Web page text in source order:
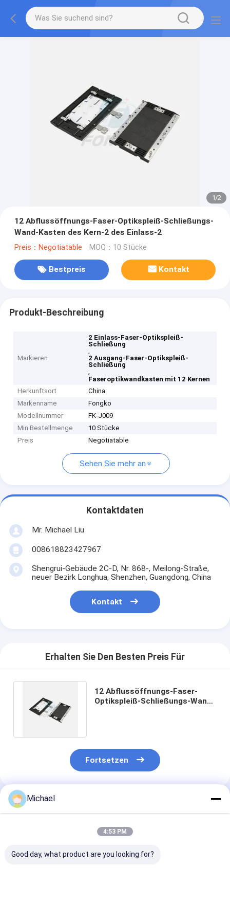
1/2
12 Abflussöffnungs-Faser-Optikspleiß-Schließungs-
Wand-Kasten des Kern-2 des Einlass-2
Preis：Negotiatable MOQ：10 Stücke
Bestpreis Kontakt
Produkt-Beschreibung
Markieren
2 Einlass-Faser-Optikspleiß-
Schließung
,
2 Ausgang-Faser-Optikspleiß-
Schließung
,
Faseroptikwandkasten mit 12 Kernen
Herkunftsort
China
Markenname
Fongko
Modellnummer
FK-J009
Min Bestellmenge
10 Stücke
Preis
Negotiatable
Sehen Sie mehr an
Kontaktdaten
Mr. Michael Liu
008618823427967
Shengrui-Gebäude 2C-D, Nr. 868-, Meilong-Straße,
neuer Bezirk Longhua, Shenzhen, Guangdong, China
Kontakt
Erhalten Sie Den Besten Preis Für
12 Abflussöffnungs-Faser-
Optikspleiß-Schließungs-Wand-
Fortsetzen
Empfohlene Produkte
Michael
4:53 PM
Good day, what product are you looking for?